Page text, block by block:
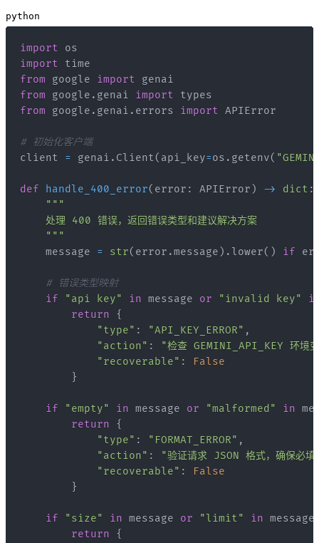
python
import
import
from google import
from google . genai import
from google . genai . errors import
# 初始化客户端
client = genai . Client( api_key=os . getenv(
def handle_400_error( error : APIError ) -> dict :
    """
    message
= str( error .message ) . lower( ) if
# 错误类型映射
if
"api key" in message or "invalid key"
return
{
"type" : "API_KEY_ERROR" ,
"action" :
"检查 GEMINI_API_KEY 环境
"recoverable" :
False
}
if "empty" in message or "malformed" in
return
{
"type" : "FORMAT_ERROR" ,
"action" :
"验证请求 JSON 格式，确保必填
"recoverable" :
False
}
if "size" in message or "limit" in message
return
{